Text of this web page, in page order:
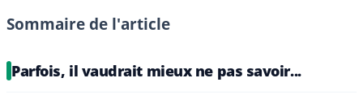
Sommaire de l'article
Parfois, il vaudrait mieux ne pas savoir...